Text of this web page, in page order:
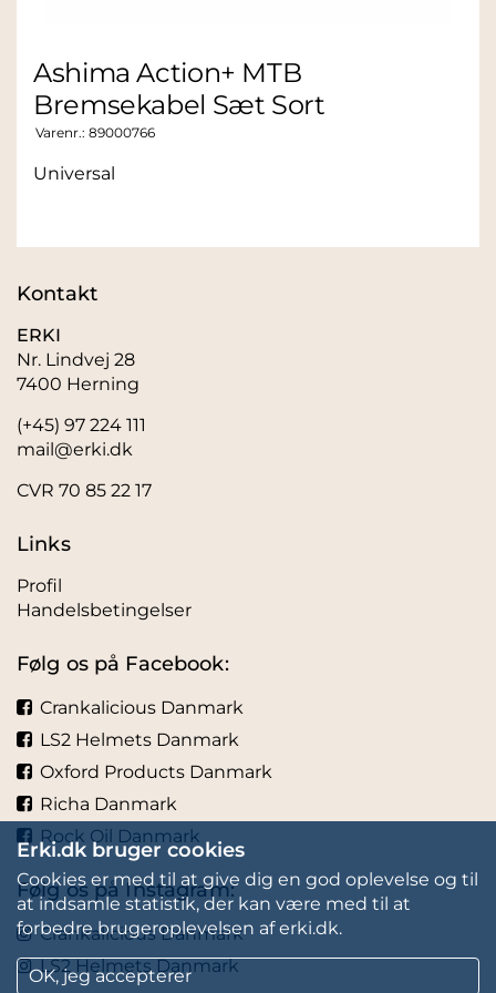
Ashima Action+ MTB
Bremsekabel Sæt Sort
Varenr.: 89000766
Universal
Kontakt
ERKI
Nr. Lindvej 28
7400 Herning
(+45) 97 224 111
mail@erki.dk
CVR 70 85 22 17
Links
Profil
Handelsbetingelser
Følg os på Facebook:
Crankalicious Danmark
LS2 Helmets Danmark
Oxford Products Danmark
Richa Danmark
Rock Oil Danmark
Følg os på Instagram:
Crankalicious Danmark
LS2 Helmets Danmark
Erki.dk bruger cookies
Cookies er med til at give dig en god oplevelse og til
at indsamle statistik, der kan være med til at
forbedre brugeroplevelsen af erki.dk.
OK, jeg accepterer